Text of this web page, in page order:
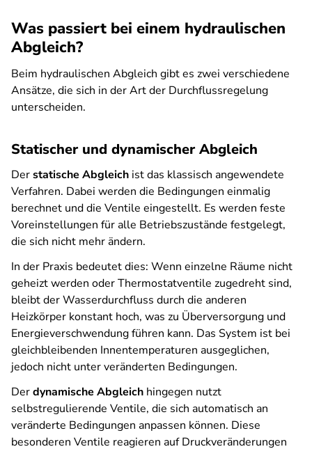
Was passiert bei einem hydraulischen
Abgleich?
Beim hydraulischen Abgleich gibt es zwei verschiedene
Ansätze, die sich in der Art der Durchflussregelung
unterscheiden.
Statischer und dynamischer Abgleich
Derstatische Abgleich ist das klassisch angewendete
Verfahren. Dabei werden die Bedingungen einmalig
berechnet und die Ventile eingestellt. Es werden feste
Voreinstellungen für alle Betriebszustände festgelegt,
die sich nicht mehr ändern.
In der Praxis bedeutet dies: Wenn einzelne Räume nicht
geheizt werden oder Thermostatventile zugedreht sind,
bleibt der Wasserdurchfluss durch die anderen
Heizkörper konstant hoch, was zu Überversorgung und
Energieverschwendung führen kann. Das System ist bei
gleichbleibenden Innentemperaturen ausgeglichen,
jedoch nicht unter veränderten Bedingungen.
Derdynamische Abgleich hingegen nutzt
selbstregulierende Ventile, die sich automatisch an
veränderte Bedingungen anpassen können. Diese
besonderen Ventile reagieren auf Druckveränderungen